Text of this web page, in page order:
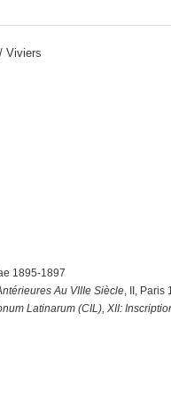
Viviers
1895-1897
Au VIIIe Siècle, II, Paris
Latinarum (CIL), XII: